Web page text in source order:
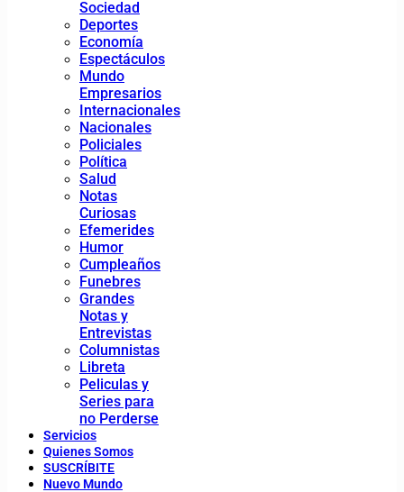
Sociedad
Deportes
Economía
Espectáculos
Mundo
Empresarios
Internacionales
Nacionales
Policiales
Política
Salud
Notas
Curiosas
Efemerides
Humor
Cumpleaños
Funebres
Grandes
Notas y
Entrevistas
Columnistas
Libreta
Peliculas y
Series para
no Perderse
Servicios
Quienes Somos
SUSCRÍBITE
Nuevo Mundo